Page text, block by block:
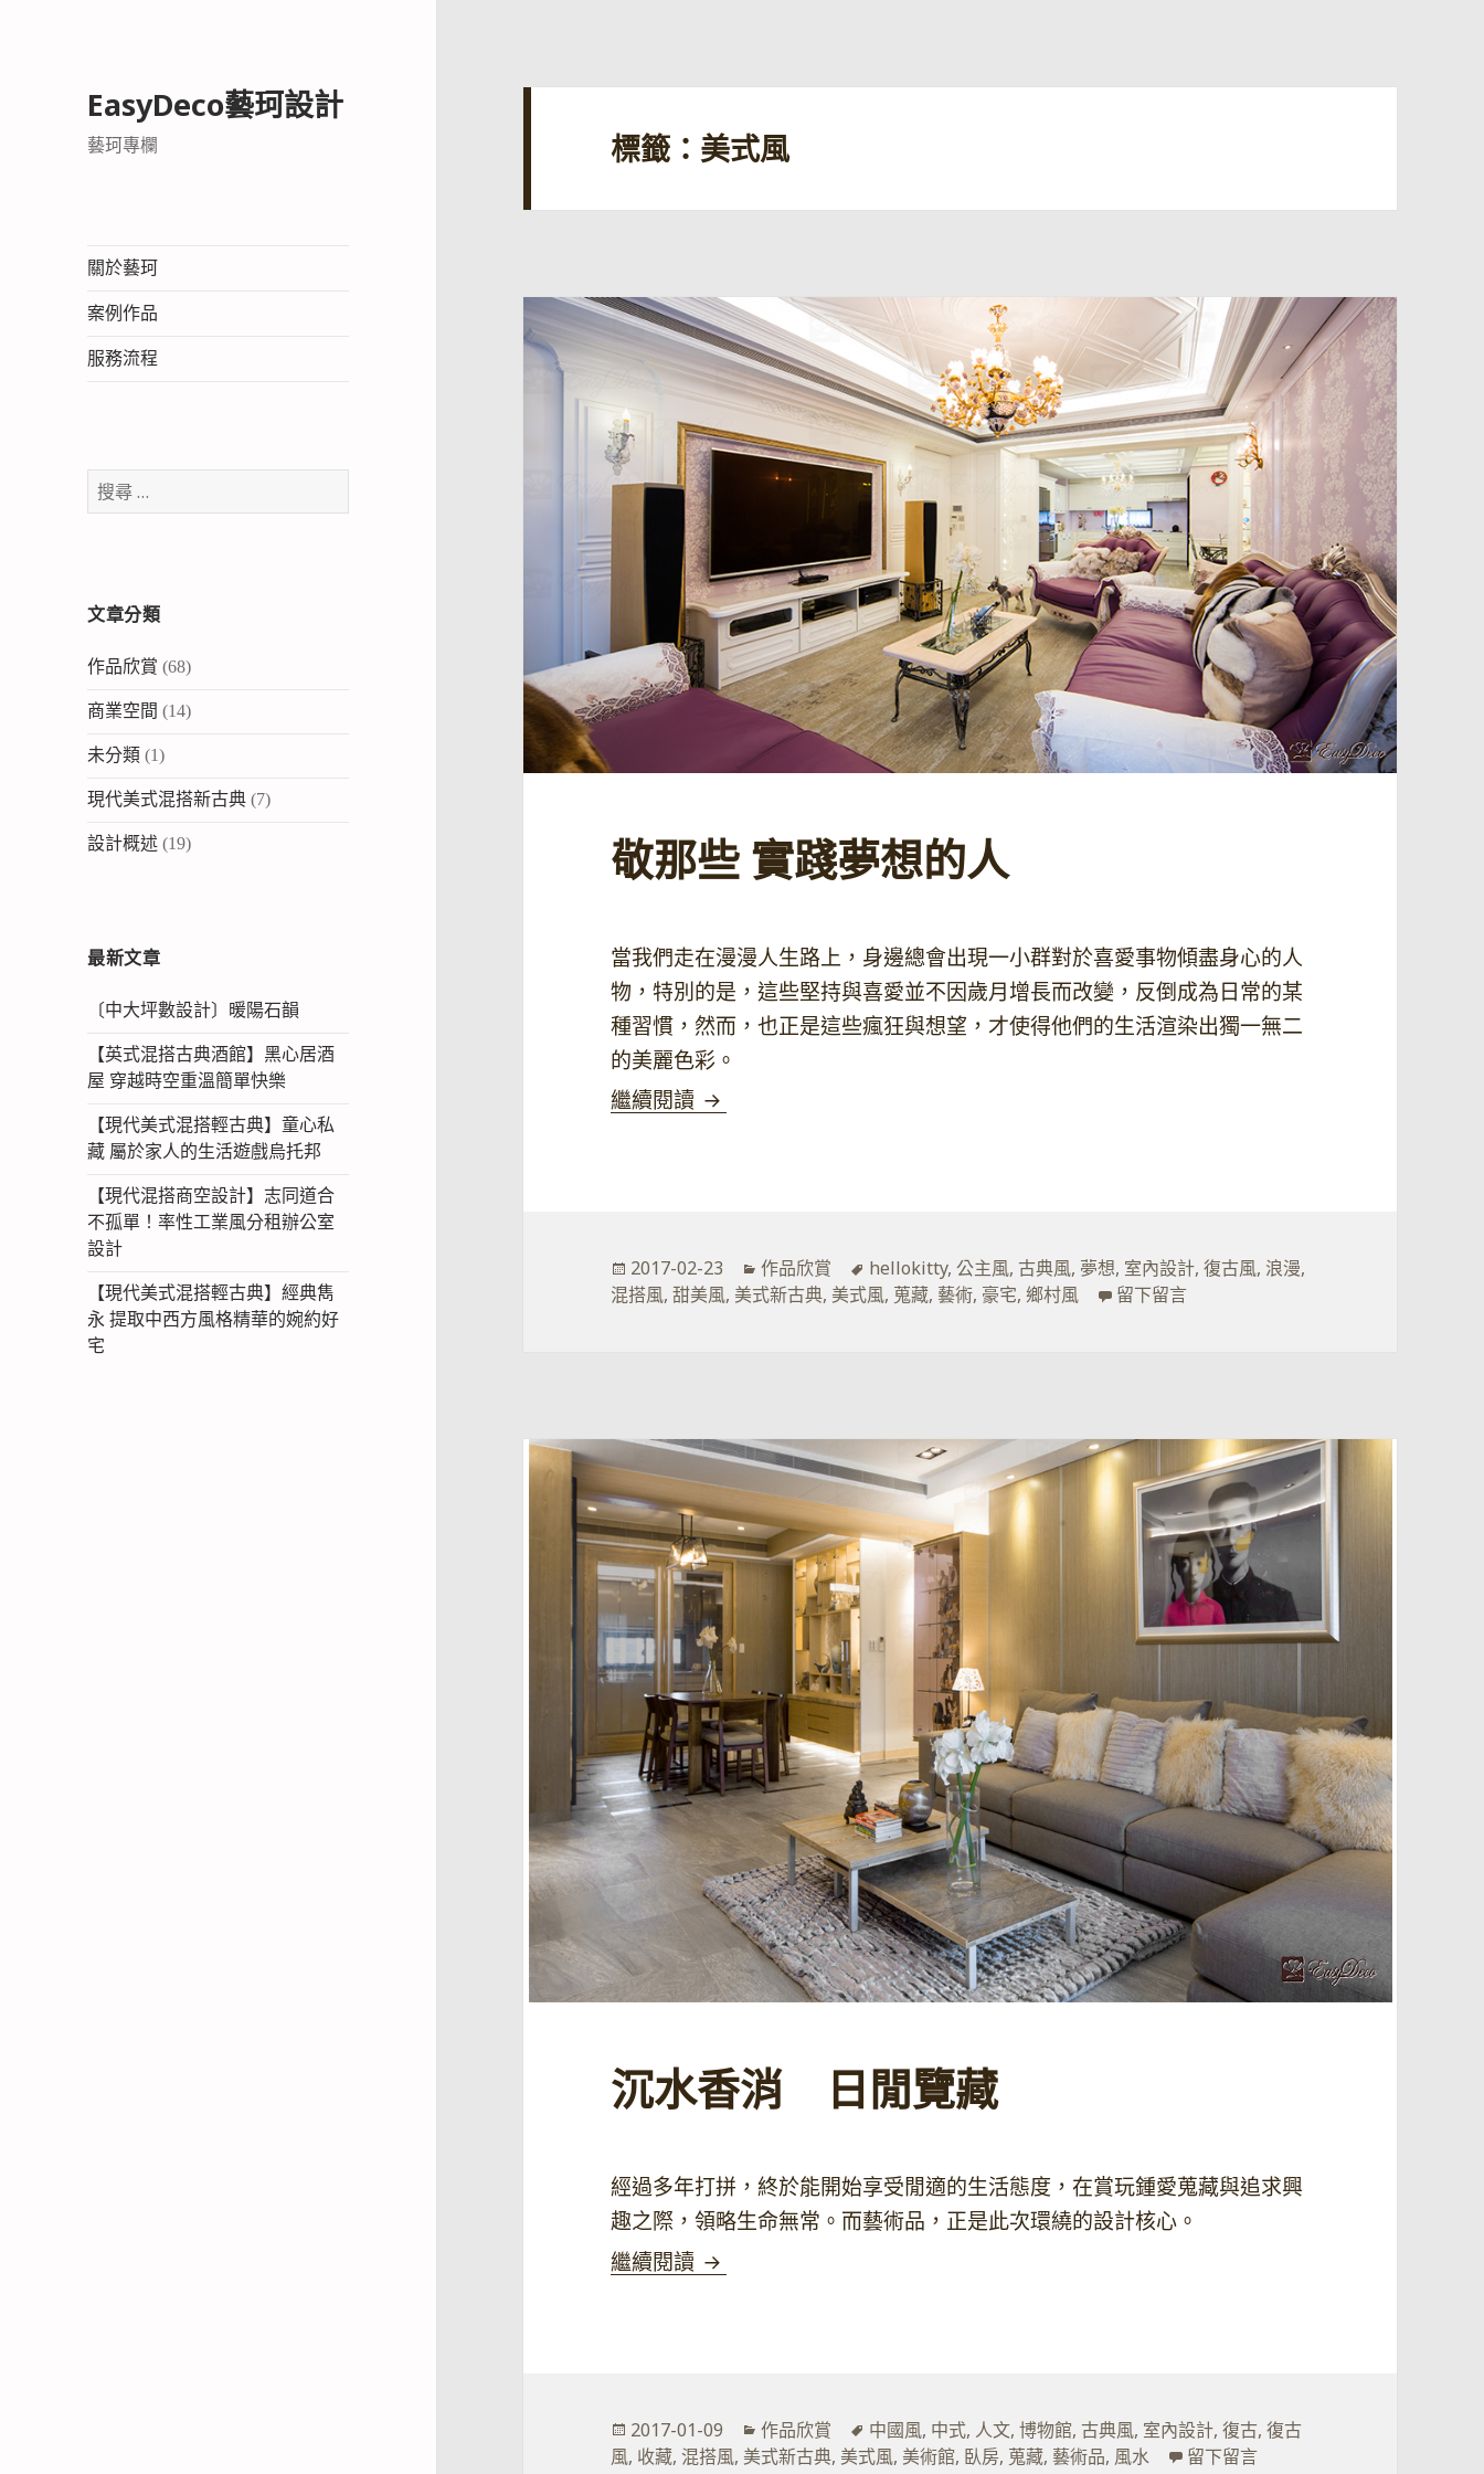
EasyDeco藝珂設計
藝珂專欄
關於藝珂
案例作品
服務流程
搜
文章分類
作品欣賞 (68)
商業空間 (14)
未分類 (1)
現代美式混搭新古典 (7)
設計概述 (19)
最新文章
〔中大坪數設計〕暖陽石韻
【英式混搭古典酒館】黑心居酒
屋 穿越時空重溫簡單快樂
【現代美式混搭輕古典】童心私
藏 屬於家人的生活遊戲烏托邦
【現代混搭商空設計】志同道合
不孤單！率性工業風分租辦公室
設計
【現代美式混搭輕古典】經典雋
永 提取中西方風格精華的婉約好
宅
標籤：美式風
敬那些 實踐夢想的人
當我們走在漫漫人生路上，身邊總會出現一小群對於喜愛事物傾盡身心的人
物，特別的是，這些堅持與喜愛並不因歲月增長而改變，反倒成為日常的某
種習慣，然而，也正是這些瘋狂與想望，才使得他們的生活渲染出獨一無二
的美麗色彩。
繼續閱讀 敬那些 實踐夢想的人
發
佈
2017-02-23
分
類
作品欣賞
標
籤
hellokitty,公主風, 古典風, 夢想, 室內設計,復古風, 浪漫,
混搭風,甜美風, 美式新古典, 美式風, 蒐藏, 藝術, 豪宅,鄉村風 留下留言在 敬那些 實踐夢想的人
沉水香消 日閒覽藏
經過多年打拼，終於能開始享受閒適的生活態度，在賞玩鍾愛蒐藏與追求興
趣之際，領略生命無常。而藝術品，正是此次環繞的設計核心。
繼續閱讀 沉水香消 日閒覽藏
發
佈
2017-01-09
分
類
作品欣賞
標
籤
中國風, 中式, 人文,博物館, 古典風, 室內設計,復古,復古
風, 收藏, 混搭風, 美式新古典, 美式風, 美術館, 臥房, 蒐藏, 藝術品, 風水 留下留言在 沉水香消 日閒覽藏